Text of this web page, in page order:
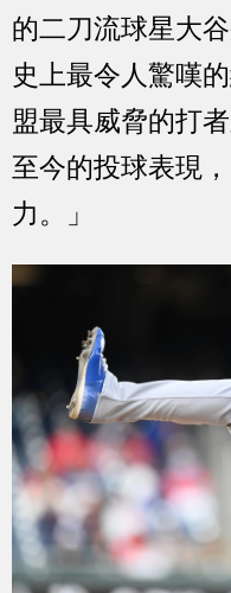
的二刀流球星大
史上最令人驚嘆
盟最具威脅的打
至今的投球表現
力。」